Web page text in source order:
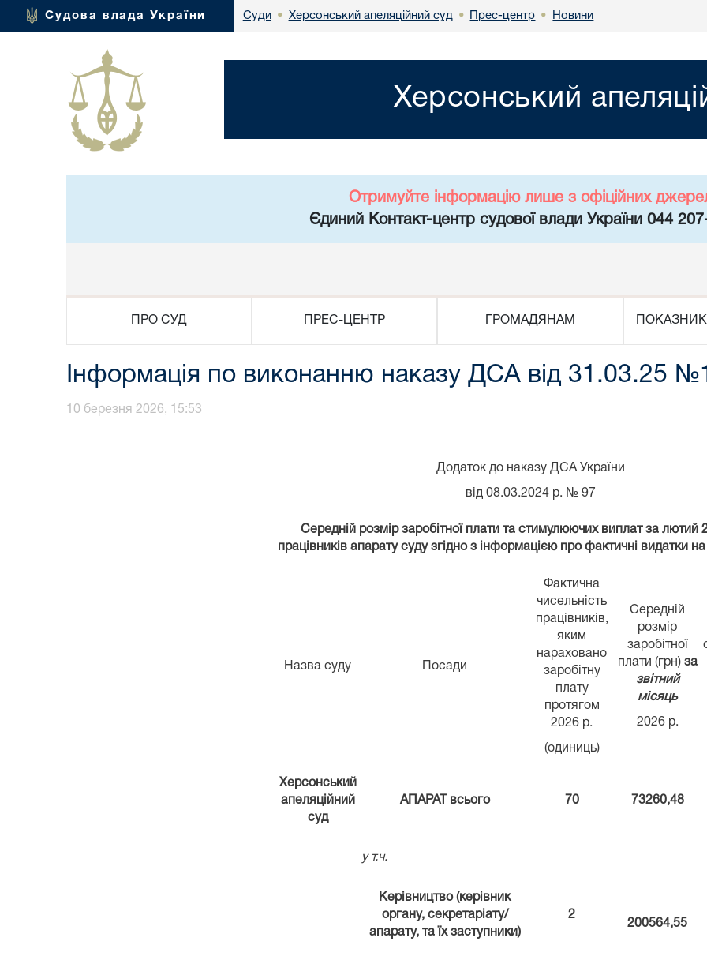
Судова влада України Суди • Херсонський апеляційний суд • Прес-центр • Новини
Херсонський
Отримуйте інформацію лише з офіційних
Єдиний Контакт-центр судової влади України 044
ПРО СУД ПРЕС-ЦЕНТР ГРОМАДЯНАМ
Інформація по виконанню наказу ДСА від 31.03.25
10 березня 2026, 15:53
Додаток до наказу ДСА України
від 08.03.2024 р. № 97
Середній розмір заробітної плати та стимулюючих виплат за лютий
працівників апарату суду згідно з інформацією про фактичні видатки на
Назва суду Посади
Фактична
чисельність
працівників,
яким
нараховано
заробітну
плату
протягом
2026 р.
(одиниць)
Середній
розмір
заробітної
плати (грн) за
звітний
місяць
2026 р.
Херсонський
апеляційний
суд
АПАРАТ всього 70 73260,48
у т.ч.
Керівництво (керівник
органу, секретаріату/
апарату, та їх заступники)
2
200564,55